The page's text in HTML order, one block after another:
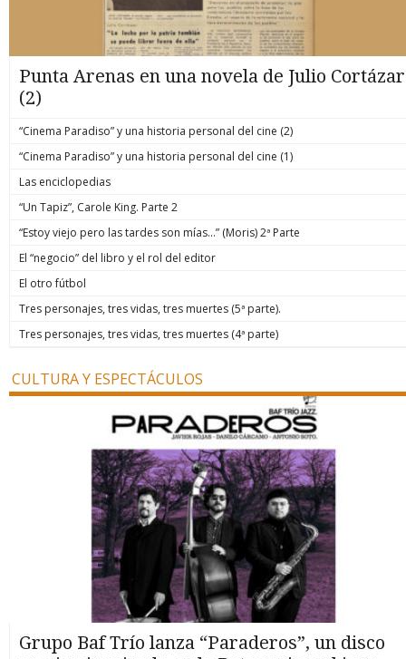
Punta Arenas en una novela de Julio Cortázar
(2)
“Cinema Paradiso” y una historia personal del cine (2)
“Cinema Paradiso” y una historia personal del cine (1)
Las enciclopedias
“Un Tapiz”, Carole King. Parte 2
“Estoy viejo pero las tardes son mías…” (Moris) 2ª Parte
El “negocio” del libro y el rol del editor
El otro fútbol
Tres personajes, tres vidas, tres muertes (5ª parte).
Tres personajes, tres vidas, tres muertes (4ª parte)
CULTURA Y ESPECTÁCULOS
Grupo Baf Trío lanza “Paraderos”, un disco